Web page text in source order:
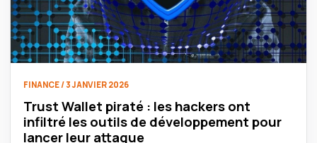
FINANCE / 3 JANVIER 2026
Trust Wallet piraté : les hackers ont
infiltré les outils de développement pour
lancer leur attaque